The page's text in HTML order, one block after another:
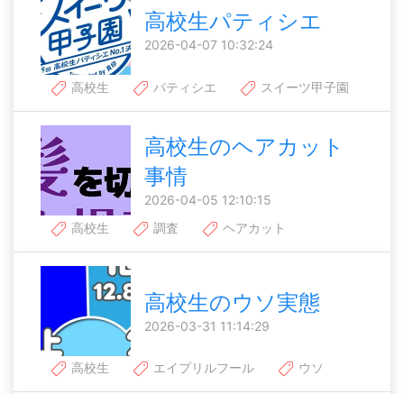
高校生パティシエ
2026-04-07 10:32:24
高校生 パティシエ スイーツ甲子園
高校生のヘアカット
事情
2026-04-05 12:10:15
高校生
調査 ヘアカット
高校生のウソ実態
2026-03-31 11:14:29
高校生 エイプリルフール ウソ